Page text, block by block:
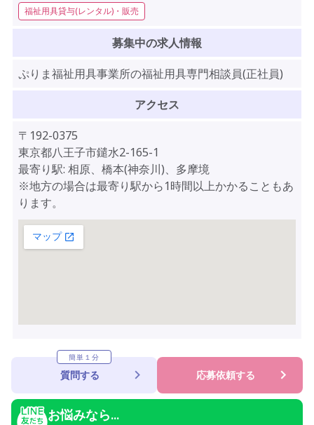
福祉用具貸与(レンタル)・販売
募集中の求人情報
ぷりま福祉用具事業所の福祉用具専門相談員(正社員)
アクセス
〒192-0375
東京都八王子市鑓水2-165-1
最寄り駅: 相原、橋本(神奈川)、多摩境
※地方の場合は最寄り駅から1時間以上かかることもあ
ります。
簡単１分
質問する 応募依頼する
お悩みなら...